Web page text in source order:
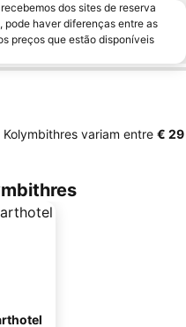
dos sites de reserva
pode haver diferenças entre as
preços que estão disponíveis
variam entre ‎€ 29